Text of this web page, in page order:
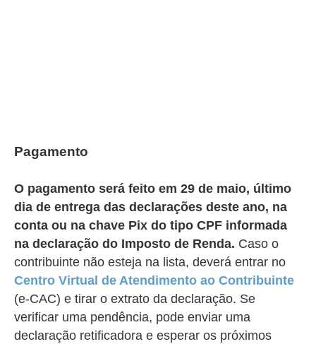
Pagamento
O pagamento será feito em 29 de maio, último
dia de entrega das declarações deste ano, na
conta ou na chave Pix do tipo CPF informada
na declaração do Imposto de Renda. Caso o
contribuinte não esteja na lista, deverá entrar no
Centro Virtual de Atendimento ao Contribuinte
(e-CAC) e tirar o extrato da declaração. Se
verificar uma pendência, pode enviar uma
declaração retificadora e esperar os próximos